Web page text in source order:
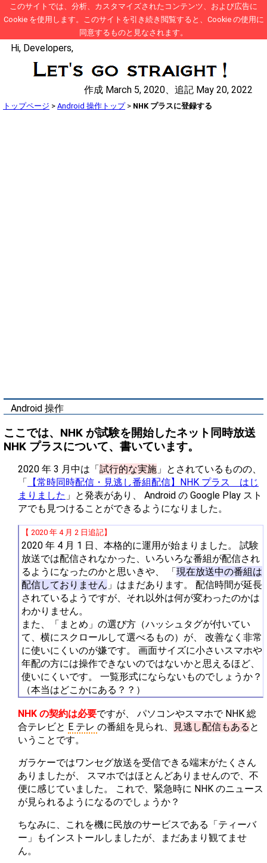
このサイトでは、分析、カスタマイズされたコンテンツ、および広告に
Cookie を使用します。このサイトを引き続き閲覧すると、Cookie の使用に
同意するものと見なされます。
Hi, Developers,
作成 March 5, 2020、追記 May 20, 2022
トップページ > Android 操作トップ> NHK プラスに登録する
Android 操作
ここでは、NHK が試験を開始したネット同時放送
NHK プラスについて、書いています。
2020 年 3 月中は「試行的な実施 」とされているものの、
「 【常時同時配信・見逃し番組配信】NHK プラス はじ
まりました 」と発表があり、 Android の Google Play スト
アでも見つけることができるようになりました。
【 2020 年 4 月 2 日追記】
2020 年 4 月 1 日、本格的に運用が始まりました。 試験
放送では配信されなかった、いろいろな番組が配信され
るようになったのかと思いきや、 「現在放送中の番組は
配信しておりません 」はまだあります。 配信時間が延長
されているようですが、それ以外は何が変わったのかは
わかりません。
また、「まとめ」の選び方（ハッシュタグが付いてい
て、横にスクロールして選べるもの）が、 改善なく非常
に使いにくいのが嫌です。 画面サイズに小さいスマホや
年配の方には操作できないのではないかと思えるほど、
使いにくいです。 一覧形式にならないものでしょうか？
（本当はどこかにある？？）
NHK の契約は必要ですが、 パソコンやスマホで NHK 総
合テレビと E テレ の番組を見られ、 見逃し配信もある と
いうことです。
ガラケーではワンセグ放送を受信できる端末がたくさん
ありましたが、 スマホではほとんどありませんので、不
便に感じていました。 これで、緊急時に NHK のニュース
が見られるようになるのでしょうか？
ちなみに、これを機に民放のサービスである「ティーバ
ー」もインストールしましたが、まだあまり観てませ
ん。